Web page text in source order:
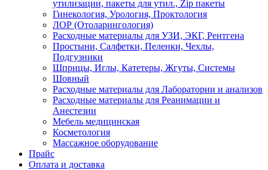
утилизации, пакеты для утил., Zip пакеты
Гинекология, Урология, Проктология
ЛОР (Отоларингология)
Расходные материалы для УЗИ, ЭКГ, Рентгена
Простыни, Салфетки, Пеленки, Чехлы,
Подгузники
Шприцы, Иглы, Катетеры, Жгуты, Системы
Шовный
Расходные материалы для Лаборатории и анализов
Расходные материалы для Реанимации и
Анестезии
Мебель медицинская
Косметология
Массажное оборудование
Прайс
Оплата и доставка